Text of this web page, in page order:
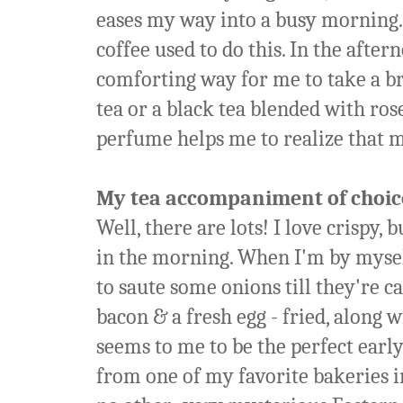
eases my way into a busy
coffee used to do this. In the
comforting way for me to take a
tea or a black tea blended with
perfume helps me to realize that
My tea accompaniment of
Well, there are lots! I love crispy,
in the morning. When I'm by
to saute some onions till they're
bacon & a fresh egg - fried, along
seems to me to be the perfect
from one of my favorite bakeries